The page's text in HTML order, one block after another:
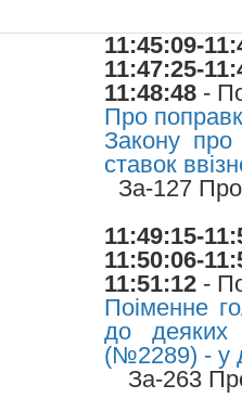
11:45:09-
11:47:25-
11:48:48 -
Про
Закону про
ставок
За-127
11:49:15-
11:50:06-
11:51:12 -
Поіменне
до деяких
(№2289) - у
За-263